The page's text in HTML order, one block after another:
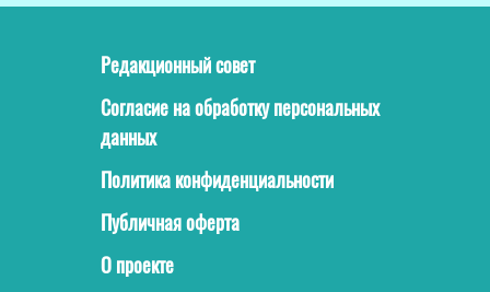
Редакционный совет
Согласие на обработку персональных
данных
Политика конфиденциальности
Публичная оферта
О проекте